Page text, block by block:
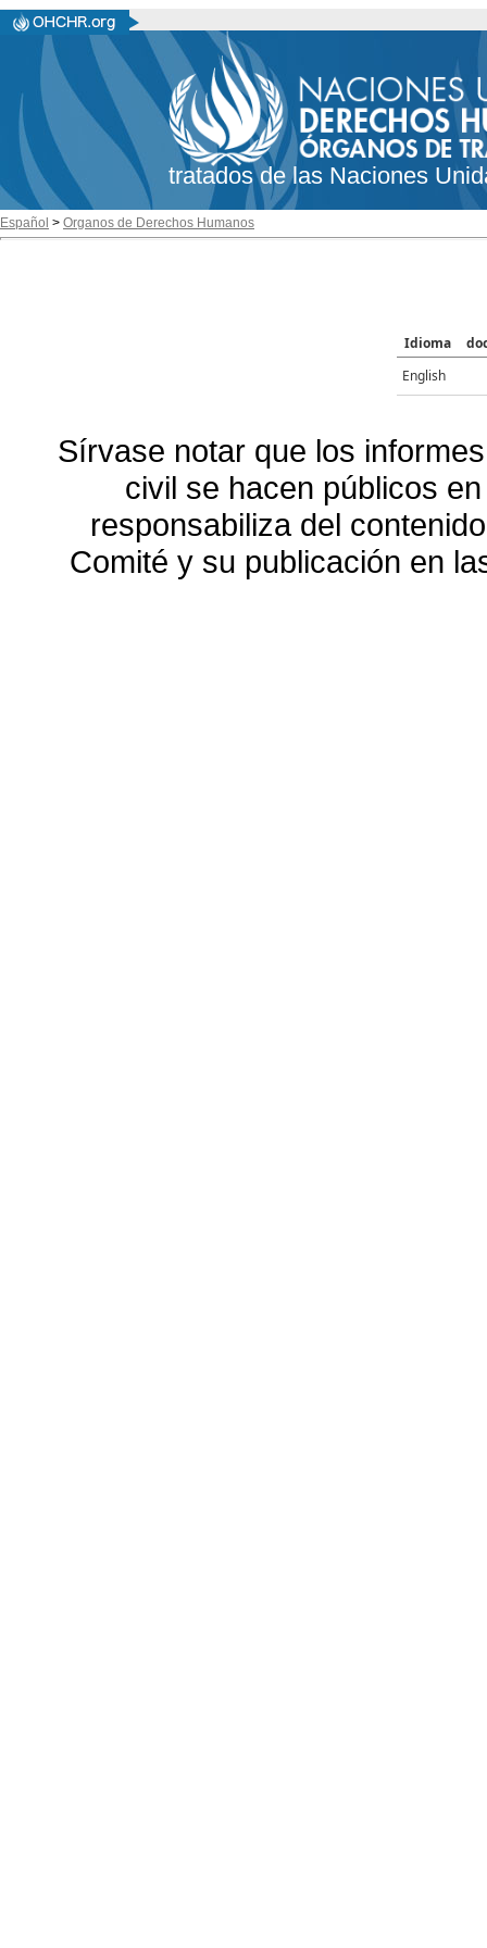
tratados de las Naciones
Español > Organos de Derechos Humanos
Idioma
English
Sírvase notar que los
civil se hacen públicos
responsabiliza del
Comité y su publicación en